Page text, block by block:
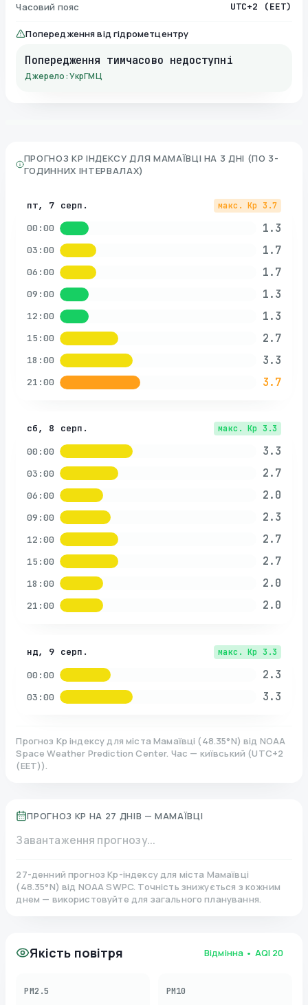
Часовий пояс UTC+2 (EET)
Попередження від гідрометцентру
Попередження тимчасово недоступні
Джерело: УкрГМЦ
ПРОГНОЗ KP ІНДЕКСУ ДЛЯ МАМАЇВЦІ НА 3 ДНІ (ПО 3-
ГОДИННИХ ІНТЕРВАЛАХ)
пт, 7 серп. макс. Kp 3.7
00:00 1.3
03:00 1.7
06:00 1.7
09:00 1.3
12:00 1.3
15:00 2.7
18:00 3.3
21:00 3.7
сб, 8 серп. макс. Kp 3.3
00:00 3.3
03:00 2.7
06:00 2.0
09:00 2.3
12:00 2.7
15:00 2.7
18:00 2.0
21:00 2.0
нд, 9 серп. макс. Kp 3.3
00:00 2.3
03:00 3.3
Прогноз Kp індексу для міста Мамаївці (48.35°N)від NOAA
Space Weather Prediction Center. Час — київський (UTC+2
(EET)).
ПРОГНОЗ KP НА 27 ДНІВ — МАМАЇВЦІ
Завантаження прогнозу...
27-денний прогноз Kp-індексу для міста Мамаївці
(48.35°N)від NOAA SWPC. Точність знижується з кожним
днем — використовуйте для загального планування.
Якість повітря Відмінна • AQI 20
PM2.5 PM10